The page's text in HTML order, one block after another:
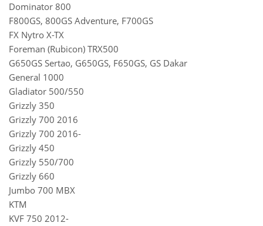
Dominator 800
F800GS, 800GS Adventure, F700GS
FX Nytro X-TX
Foreman (Rubicon) TRX500
G650GS Sertao, G650GS, F650GS, GS Dakar
General 1000
Gladiator 500/550
Grizzly 350
Grizzly 700 2016
Grizzly 700 2016-
Grizzly 450
Grizzly 550/700
Grizzly 660
Jumbo 700 MBX
KTM
KVF 750 2012-